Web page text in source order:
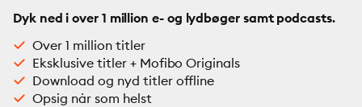
Dyk ned i over 1 million e- og lydbøger samt podcasts.
Over 1 million titler
Eksklusive titler + Mofibo Originals
Download og nyd titler offline
Opsig når som helst